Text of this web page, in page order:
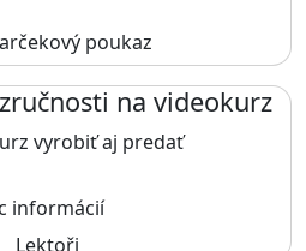
poukaz
na videokurz
vyrobiť aj predať
informácií